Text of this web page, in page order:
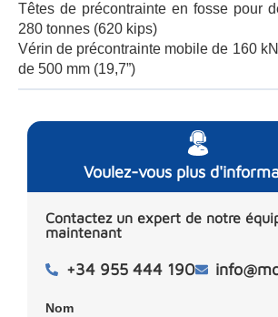
Têtes de précontrainte en fosse pour
280 tonnes (620 kips)
Vérin de précontrainte mobile de 160
de 500 mm (19,7”)
Voulez-vous plus
Contactez un expert de notre
maintenant
+34 955 444 190
Nom